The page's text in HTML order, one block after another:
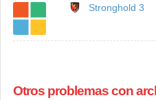
Stronghold 3
Otros problemas con